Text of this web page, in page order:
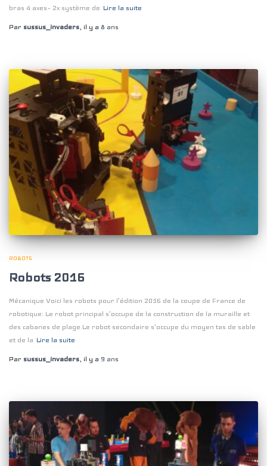
bras 4 axes– 2x système de Lire la suite
Par sussus_invaders, il y a 8 ans
ROBOTS
Robots 2016
Mécanique Voici les robots pour l’édition 2016 de la coupe de France de
robotique: Le robot principal s’occupe de la construction de la muraille et
des cabanes de plage.Le robot secondaire s’occupe du moyen tas de sable
et de la Lire la suite
Par sussus_invaders , il y a 9 ans